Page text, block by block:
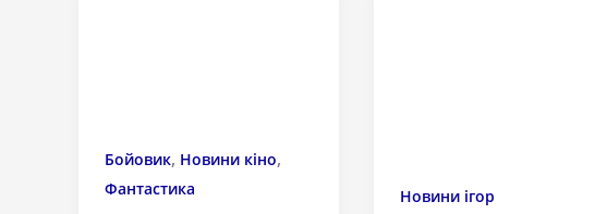
Бойовик, Новини кіно,
Фантастика Новини ігор